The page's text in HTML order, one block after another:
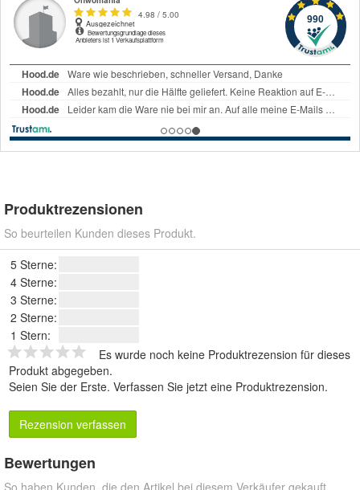
Produktrezensionen
So beurteilen Kunden dieses Produkt.
5 Sterne:
4 Sterne:
3 Sterne:
2 Sterne:
1 Stern:
Es wurde noch keine Produktrezension für dieses
Produkt abgegeben.
Seien Sie der Erste. Verfassen Sie jetzt eine Produktrezension.
Rezension verfassen
Bewertungen
So haben Kunden, die den Artikel bei diesem Verkäufer gekauft